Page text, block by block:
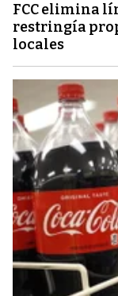
FCC elimina
restringía
locales